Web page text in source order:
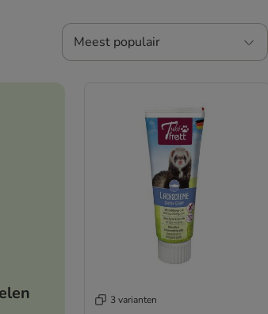
Meest populair
3 varianten